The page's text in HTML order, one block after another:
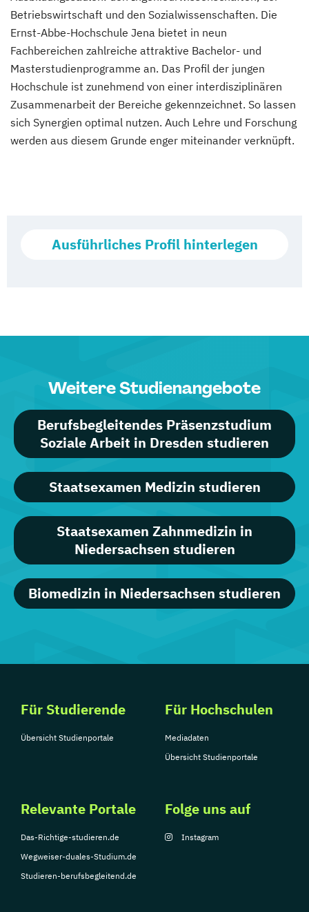
Betriebswirtschaft und den Sozialwissenschaften. Die
Ernst-Abbe-Hochschule Jena bietet in neun
Fachbereichen zahlreiche attraktive Bachelor- und
Masterstudienprogramme an. Das Profil der jungen
Hochschule ist zunehmend von einer interdisziplinären
Zusammenarbeit der Bereiche gekennzeichnet. So lassen
sich Synergien optimal nutzen. Auch Lehre und Forschung
werden aus diesem Grunde enger miteinander verknüpft.
Ausführliches Profil hinterlegen
Weitere Studienangebote
Berufsbegleitendes Präsenzstudium
Soziale Arbeit in Dresden studieren
Staatsexamen Medizin studieren
Staatsexamen Zahnmedizin in
Niedersachsen studieren
Biomedizin in Niedersachsen studieren
Für Studierende
Übersicht Studienportale
Für Hochschulen
Mediadaten
Übersicht Studienportale
Relevante Portale
Das-Richtige-studieren.de
Wegweiser-duales-Studium.de
Studieren-berufsbegleitend.de
Folge uns auf
Instagram